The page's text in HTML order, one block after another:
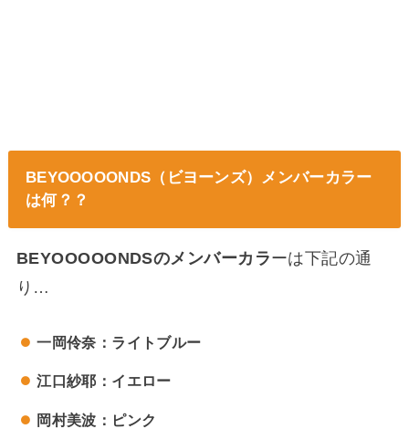
BEYOOOOONDS（ビヨーンズ）メンバーカラー
は何？？
BEYOOOOONDSのメンバーカラーは下記の通
り…
一岡伶奈：ライトブルー
江口紗耶：イエロー
岡村美波：ピンク